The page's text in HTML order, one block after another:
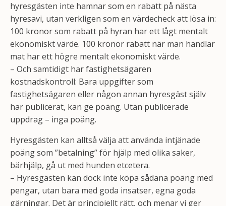
hyresgästen inte hamnar som en rabatt på nästa
hyresavi, utan verkligen som en värdecheck att lösa in:
100 kronor som rabatt på hyran har ett lågt mentalt
ekonomiskt värde. 100 kronor rabatt när man handlar
mat har ett högre mentalt ekonomiskt värde.
– Och samtidigt har fastighetsägaren
kostnadskontroll: Bara uppgifter som
fastighetsägaren eller någon annan hyresgäst själv
har publicerat, kan ge poäng. Utan publicerade
uppdrag – inga poäng.
Hyresgästen kan alltså välja att använda intjänade
poäng som ”betalning” för hjälp med olika saker,
bärhjälp, gå ut med hunden etcetera.
– Hyresgästen kan dock inte köpa sådana poäng med
pengar, utan bara med goda insatser, egna goda
gärningar. Det är principiellt rätt, och menar vi ger